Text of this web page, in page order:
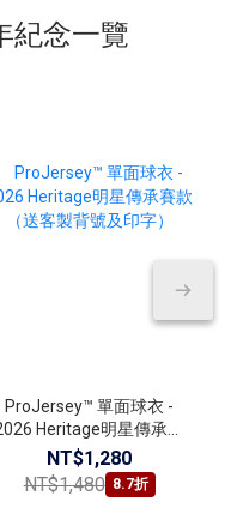
紀念一覽
ProJersey™ 單面球衣 -
Heritage明星傳承賽
款（送客製背號及印字）
NT$1,280
NT$1,480 8.7折